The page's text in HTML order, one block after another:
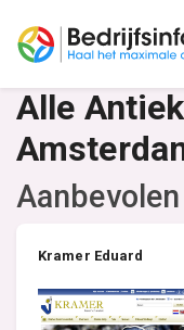
Alle
Kramer Eduard